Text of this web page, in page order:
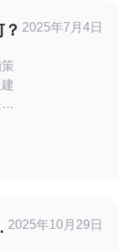
2025年7月4日
2025年10月29日